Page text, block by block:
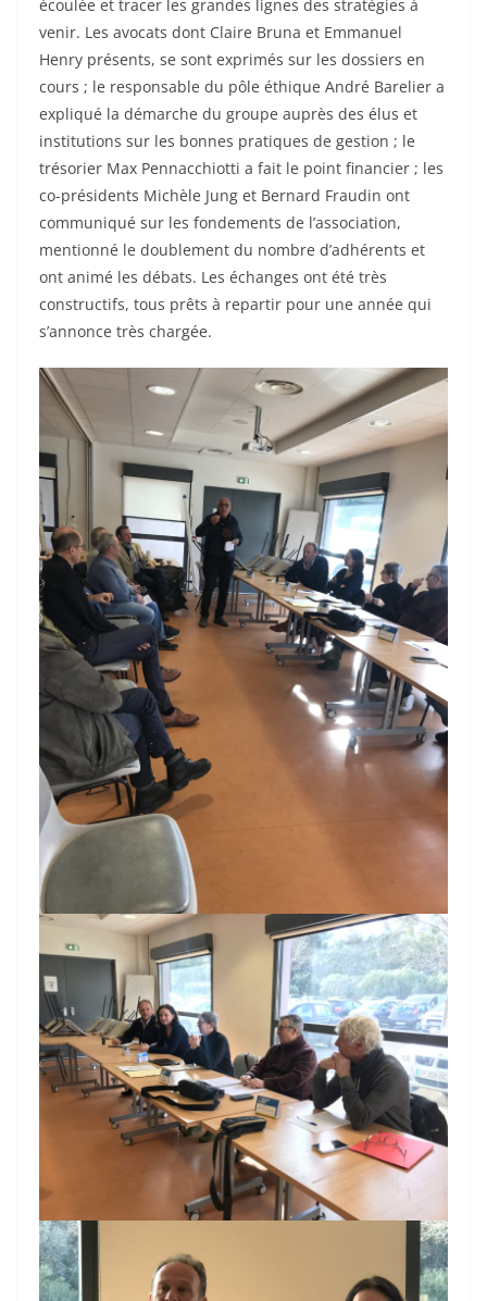
écoulée et tracer les grandes lignes des stratégies à
venir. Les avocats dont Claire Bruna et Emmanuel
Henry présents, se sont exprimés sur les dossiers en
cours ; le responsable du pôle éthique André Barelier a
expliqué la démarche du groupe auprès des élus et
institutions sur les bonnes pratiques de gestion ; le
trésorier Max Pennacchiotti a fait le point financier ; les
co-présidents Michèle Jung et Bernard Fraudin ont
communiqué sur les fondements de l’association,
mentionné le doublement du nombre d’adhérents et
ont animé les débats. Les échanges ont été très
constructifs, tous prêts à repartir pour une année qui
s’annonce très chargée.